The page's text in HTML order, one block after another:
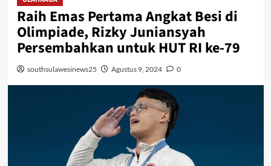
Raih Emas Pertama Angkat Besi di
Olimpiade, Rizky Juniansyah
Persembahkan untuk HUT RI ke-79
southsulawesinews25 Agustus 9, 2024 0